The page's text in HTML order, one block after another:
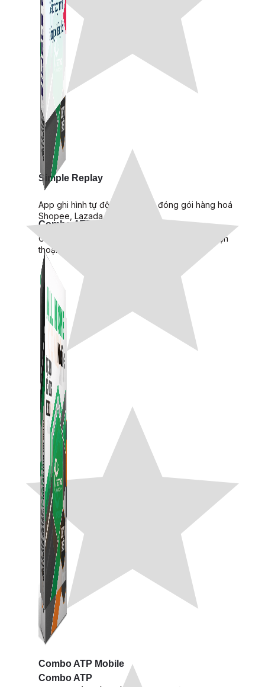
Combo ATP Mobile
Combo phần mềm mềm Marketing dành cho điện
thoại.
Combo ATP
Simple Replay
App ghi hình tự động quy trình đóng gói hàng hoá
Shopee, Lazada, Tiktokshop
Combo ATP Mobile